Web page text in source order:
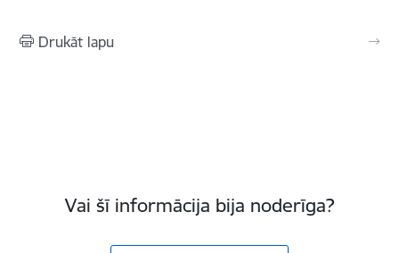
Drukāt lapu
Vai šī informācija bija noderīga?